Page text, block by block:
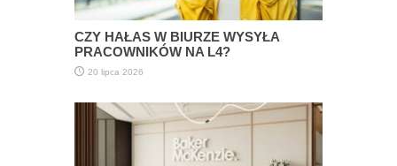
CZY HAŁAS W BIURZE WYSYŁA
PRACOWNIKÓW NA L4?
20 lipca 2026